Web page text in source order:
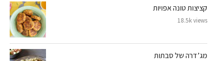
קציצות טונה אפויות
18.5k views
מג’דרה של סבתות